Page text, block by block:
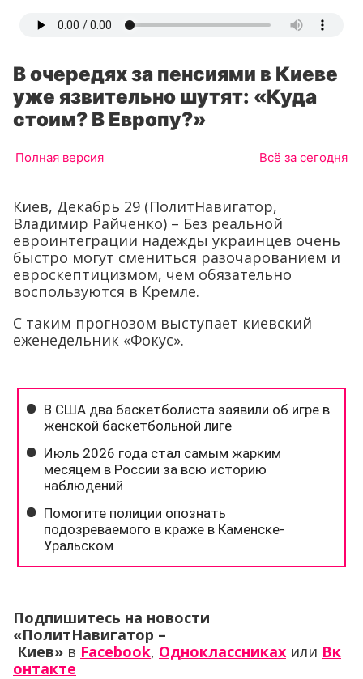
В очередях за пенсиями в Киеве
уже язвительно шутят: «Куда
стоим? В Европу?»
Полная версия Всё за сегодня
Киев, Декабрь 29 (ПолитНавигатор,
Владимир Райченко) – Без реальной
евроинтеграции надежды украинцев очень
быстро могут смениться разочарованием и
евроскептицизмом, чем обязательно
воспользуются в Кремле.
С таким прогнозом выступает киевский
еженедельник «Фокус».
Подпишитесь на новости
«ПолитНавигатор –
Киев» в Facebook, Одноклассниках или Вк
онтакте